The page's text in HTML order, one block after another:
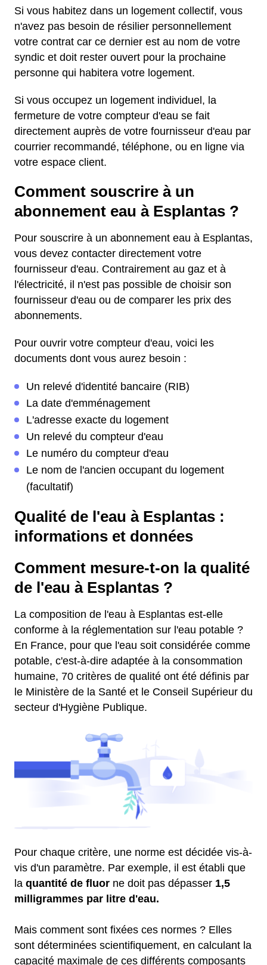
Si vous habitez dans un logement collectif, vous
n'avez pas besoin de résilier personnellement
votre contrat car ce dernier est au nom de votre
syndic et doit rester ouvert pour la prochaine
personne qui habitera votre logement.
Si vous occupez un logement individuel, la
fermeture de votre compteur d'eau se fait
directement auprès de votre fournisseur d'eau par
courrier recommandé, téléphone, ou en ligne via
votre espace client.
Comment souscrire à un
abonnement eau à Esplantas ?
Pour souscrire à un abonnement eau à Esplantas,
vous devez contacter directement votre
fournisseur d'eau. Contrairement au gaz et à
l'électricité, il n'est pas possible de choisir son
fournisseur d'eau ou de comparer les prix des
abonnements.
Pour ouvrir votre compteur d'eau, voici les
documents dont vous aurez besoin :
Un relevé d'identité bancaire (RIB)
La date d'emménagement
L'adresse exacte du logement
Un relevé du compteur d'eau
Le numéro du compteur d'eau
Le nom de l'ancien occupant du logement
(facultatif)
Qualité de l'eau à Esplantas :
informations et données
Comment mesure-t-on la qualité
de l'eau à Esplantas ?
La composition de l'eau à Esplantas est-elle
conforme à la réglementation sur l'eau potable ?
En France, pour que l'eau soit considérée comme
potable, c'est-à-dire adaptée à la consommation
humaine, 70 critères de qualité ont été définis par
le Ministère de la Santé et le Conseil Supérieur du
secteur d'Hygiène Publique.
Pour chaque critère, une norme est décidée vis-à-
vis d'un paramètre. Par exemple, il est établi que
la quantité de fluor ne doit pas dépasser 1,5
milligrammes par litre d'eau.
Mais comment sont fixées ces normes ? Elles
sont déterminées scientifiquement, en calculant la
capacité maximale de ces différents composants